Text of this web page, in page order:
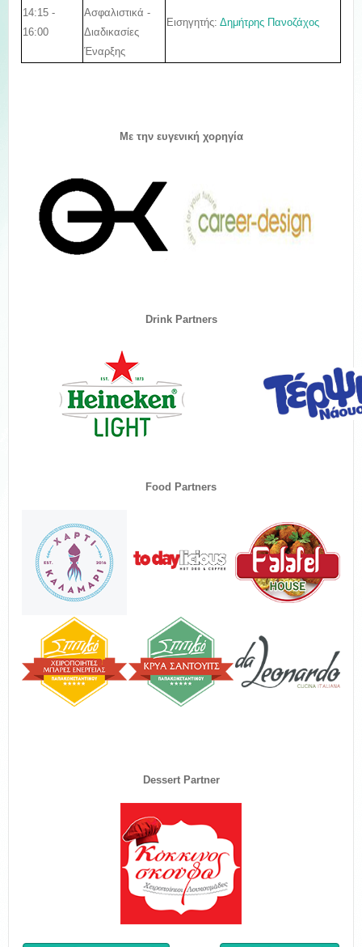
14:15 -
16:00
Ασφαλιστικά -
Διαδικασίες
Έναρξης
Εισηγητής: Δημήτρης Πανοζάχος
Με την ευγενική χορηγία
Drink Partners
Food Partners
Dessert Partner